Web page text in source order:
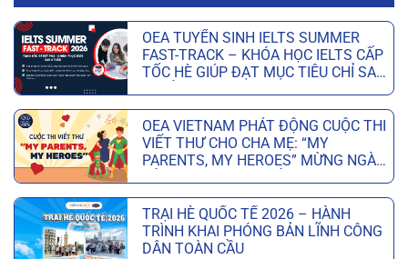
OEA TUYỂN SINH IELTS SUMMER
FAST-TRACK – KHÓA HỌC IELTS CẤP
TỐC HÈ GIÚP ĐẠT MỤC TIÊU CHỈ SAU
OEA VIETNAM PHÁT ĐỘNG CUỘC THI
VIẾT THƯ CHO CHA MẸ: “MY
PARENTS, MY HEROES” MỪNG NGÀY
TRẠI HÈ QUỐC TẾ 2026 – HÀNH
TRÌNH KHAI PHÓNG BẢN LĨNH CÔNG
DÂN TOÀN CẦU